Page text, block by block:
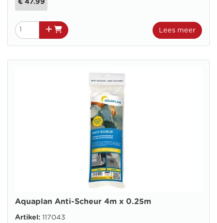
€ 47.99
Lees meer
Aquaplan Anti-Scheur 4m x 0.25m
Artikel: 117043